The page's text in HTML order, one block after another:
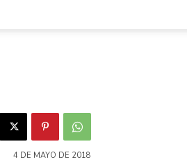
4 DE MAYO DE 2018